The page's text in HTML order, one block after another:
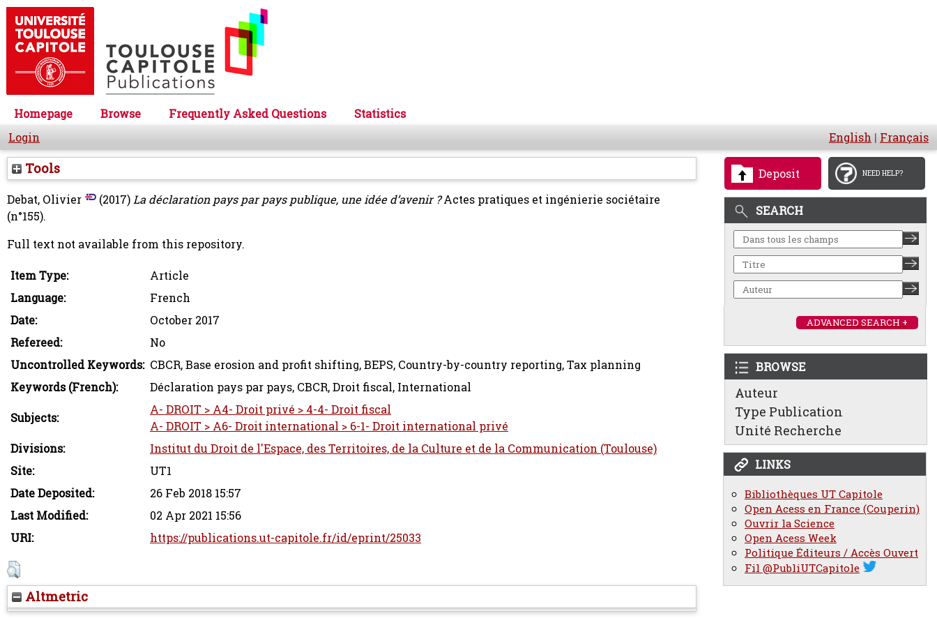
Homepage Browse Frequently Asked Questions
Statistics
Login
English | Français
Deposit NEED HELP?
SEARCH
ADVANCED SEARCH +
BROWSE
Auteur
Type Publication
Unité Recherche
LINKS
Bibliothèques UT Capitole
Open Acess en France (Couperin)
Ouvrir la Science
Open Acess Week
Politique Éditeurs / Accès Ouvert
Fil @PubliUTCapitole
Tools
Debat, Olivier (2017)La déclaration pays par pays publique, une idée d’avenir ? Actes pratiques et ingénierie sociétaire
(n°155).
Full text not available from this repository.
Item Type:
Article
Language:
French
Date:
October 2017
Refereed:
No
Uncontrolled Keywords: CBCR, Base erosion and profit shifting, BEPS, Country-by-country reporting, Tax planning
Keywords (French):
Déclaration pays par pays, CBCR, Droit fiscal, International
Subjects:
A- DROIT > A4- Droit privé > 4-4- Droit fiscal
A- DROIT > A6- Droit international > 6-1- Droit international privé
Divisions:
Institut du Droit de l'Espace, des Territoires, de la Culture et de la Communication (Toulouse)
Site:
UT1
Date Deposited:
26 Feb 2018 15:57
Last Modified:
02 Apr 2021 15:56
URI:
https://publications.ut-capitole.fr/id/eprint/25033
Altmetric